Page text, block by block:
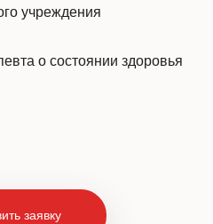
учреждения
о состоянии здоровья
заявку